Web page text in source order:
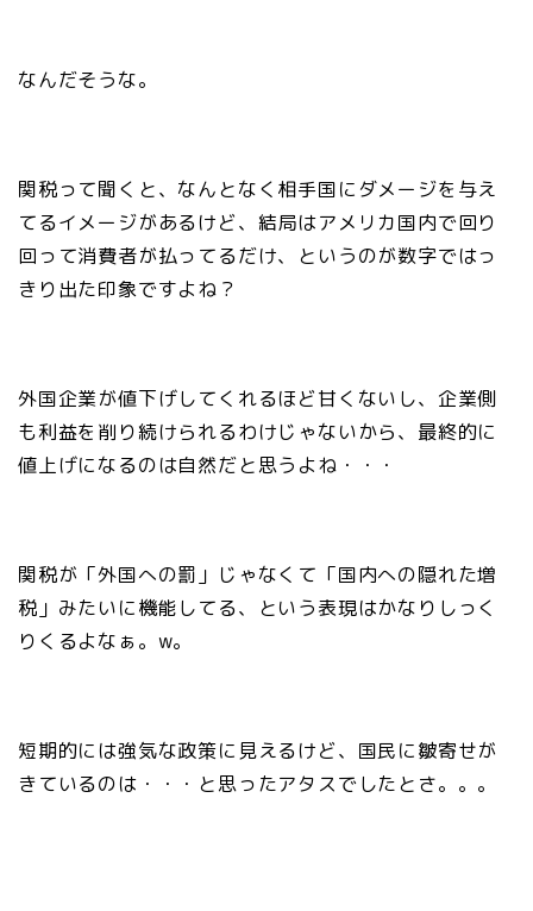
なんだそうな。
関税って聞くと、なんとなく相手国にダメージを与え
てるイメージがあるけど、結局はアメリカ国内で回り
回って消費者が払ってるだけ、というのが数字ではっ
きり出た印象ですよね？
外国企業が値下げしてくれるほど甘くないし、企業側
も利益を削り続けられるわけじゃないから、最終的に
値上げになるのは自然だと思うよね・・・
関税が「外国への罰」じゃなくて「国内への隠れた増
税」みたいに機能してる、という表現はかなりしっく
りくるよなぁ。w。
短期的には強気な政策に見えるけど、国民に皺寄せが
きているのは・・・と思ったアタスでしたとさ。。。